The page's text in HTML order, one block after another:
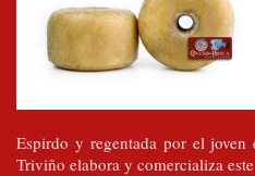
Espirdo y regentada por el joven
Triviño elabora y comercializa